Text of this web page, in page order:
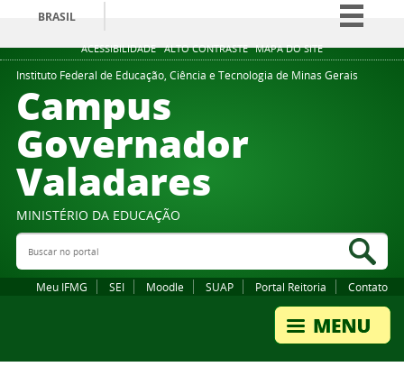
ACESSIBILIDADE ALTO CONTRASTE MAPA DO SITE
BRASIL
Simplifique!
Comunica BR
Instituto Federal de Educação, Ciência e Tecnologia de Minas Gerais
Campus
Governador
Valadares
MINISTÉRIO DA EDUCAÇÃO
Buscar no portal
Meu IFMG SEI Moodle SUAP Portal Reitoria Contato